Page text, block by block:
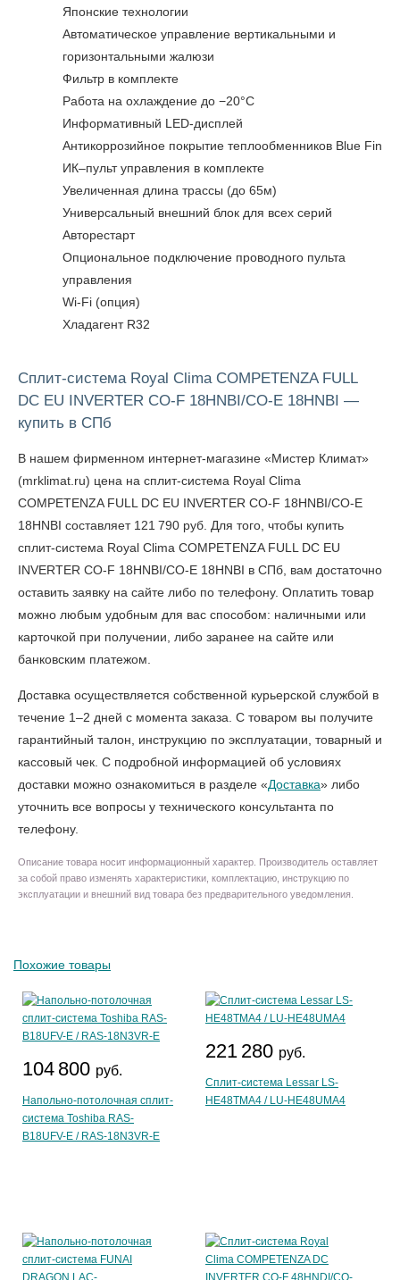
Японские технологии
Автоматическое управление вертикальными и
горизонтальными жалюзи
Фильтр в комплекте
Работа на охлаждение до −20°С
Информативный LED-дисплей
Антикоррозийное покрытие теплообменников Blue Fin
ИК–пульт управления в комплекте
Увеличенная длина трассы (до 65м)
Универсальный внешний блок для всех серий
Авторестарт
Опциональное подключение проводного пульта
управления
Wi-Fi (опция)
Хладагент R32
Сплит-система Royal Clima COMPETENZA FULL
DC EU INVERTER CO-F 18HNBI/CO-E 18HNBI —
купить в СПб
В нашем фирменном интернет-магазине «Мистер Климат»
(mrklimat.ru) цена на сплит-система Royal Clima
COMPETENZA FULL DC EU INVERTER CO-F 18HNBI/CO-E
18HNBI составляет 121 790 руб. Для того, чтобы купить
сплит-система Royal Clima COMPETENZA FULL DC EU
INVERTER CO-F 18HNBI/CO-E 18HNBI в СПб , вам достаточно
оставить заявку на сайте либо по телефону. Оплатить товар
можно любым удобным для вас способом: наличными или
карточкой при получении, либо заранее на сайте или
банковским платежом.
Доставка осуществляется собственной курьерской службой в
течение 1–2 дней с момента заказа. С товаром вы получите
гарантийный талон, инструкцию по эксплуатации, товарный и
кассовый чек. С подробной информацией об условиях
доставки можно ознакомиться в разделе «Доставка» либо
уточнить все вопросы у технического консультанта по
телефону.
Описание товара носит информационный характер. Производитель оставляет
за собой право изменять характеристики, комплектацию, инструкцию по
эксплуатации и внешний вид товара без предварительного уведомления.
Похожие товары
104 800 руб.
Напольно-потолочная сплит-
система Toshiba RAS-
B18UFV-E / RAS-18N3VR-E
221 280 руб.
Сплит-система Lessar LS-
HE48TMA4 / LU-HE48UMA4